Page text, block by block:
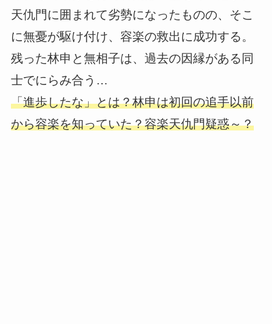
天仇門に囲まれて劣勢になったものの、そこ
に無憂が駆け付け、容楽の救出に成功する。
残った林申と無相子は、過去の因縁がある同
士でにらみ合う…
「進歩したな」とは？林申は初回の追手以前
から容楽を知っていた？容楽天仇門疑惑～？